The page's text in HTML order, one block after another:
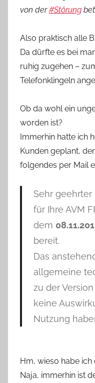
von der#Störung
Also praktisch alle
Da dürfte es bei
ruhig zugehen –
Telefonklingeln
Ob da wohl ein
worden ist?
Immerhin hatte ich
Kunden geplant,
folgendes per Mail
Sehr geehrter
für Ihre AVM
dem
bereit.
Das
allgemeine
zu der
keine
Nutzung
Hm, wieso habe
Naja, immerhin ist